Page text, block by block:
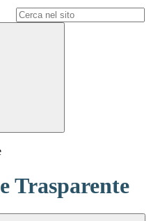
Trasparente